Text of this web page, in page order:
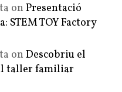
on Presentació
STEM TOY Factory
on Descobriu el
taller familiar